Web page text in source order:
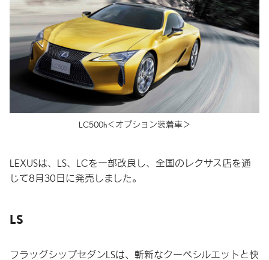
LC500h＜オプション装着車＞
LEXUSは、LS、LCを一部改良し、全国のレクサス店を通
じて8月30日に発売しました。
LS
フラッグシップセダンLSは、斬新なクーペシルエットと快